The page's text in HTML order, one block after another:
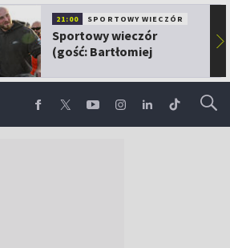
21:00 SPORTOWY WIECZÓR
Sportowy wieczór
(gość: Bartłomiej
▶